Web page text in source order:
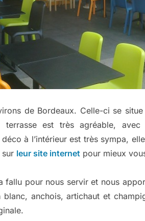
de Bordeaux. Celle-ci se
terrasse est très agréable, avec
à l’intérieur est très sympa,
leur site internet pour mieux
fallu pour nous servir et nous
anchois, artichaut et